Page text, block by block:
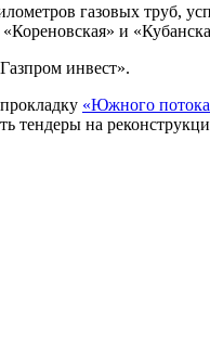
газовых труб,
и
инвест».
«Южного
тендеры на